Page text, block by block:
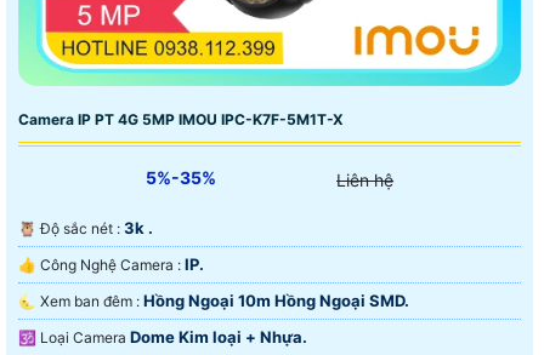
Camera IP PT 4G 5MP IMOU IPC-K7F-5M1T-X
5%-35% Liên hệ
🦉 Độ sắc nét : 3k .
👍 Công Nghệ Camera : IP.
🌜 Xem ban đêm : Hồng Ngoại 10m Hồng Ngoại SMD.
🕉️ Loại Camera Dome Kim loại + Nhựa.